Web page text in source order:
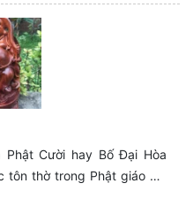
lặc trong nhà đúng theo
hút tài lộc, bình an và
Cười hay Bố Đại Hòa
thờ trong Phật giáo với
xem là vị Phật tương lai